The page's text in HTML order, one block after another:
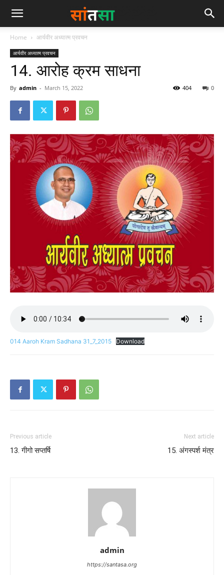
Home आर्यवीर अध्यात्म प्रवचन
आर्यवीर अध्यात्म प्रवचन
14. आरोह क्रम साधना
By admin - March 15, 2022 0
404
014 Aaroh Kram Sadhana 31_7_2015 Download
Previous article
13. गीगो सप्तर्षि
Next article
15. अंगस्पर्श मंत्र
admin
https://santasa.org